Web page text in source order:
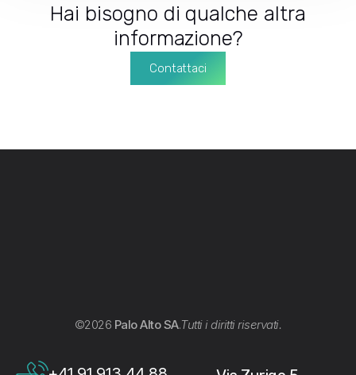
Hai bisogno di qualche altra
informazione?
Contattaci
6900 Lugano